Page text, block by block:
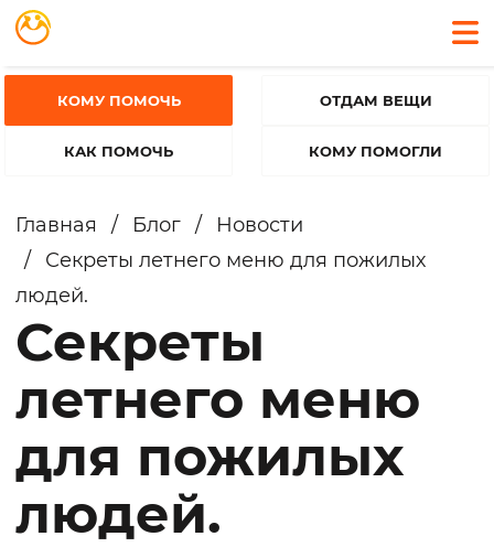
КОМУ ПОМОЧЬ
КАК ПОМОЧЬ
ОТДАМ ВЕЩИ
КОМУ ПОМОГЛИ
Главная / Блог /
Новости
/
Секреты летнего меню для пожилых
людей.
Секреты
летнего меню
для пожилых
людей.